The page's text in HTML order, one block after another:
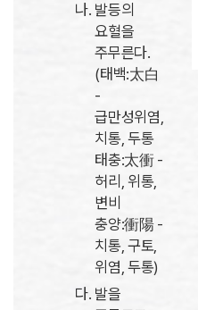
발등의
요혈을
주무른다.
(태백:太白
-
급만성위염,
치통, 두통
태충:太衝 -
허리, 위통,
변비
충양:衝陽 -
치통, 구토,
위염, 두통)
발을